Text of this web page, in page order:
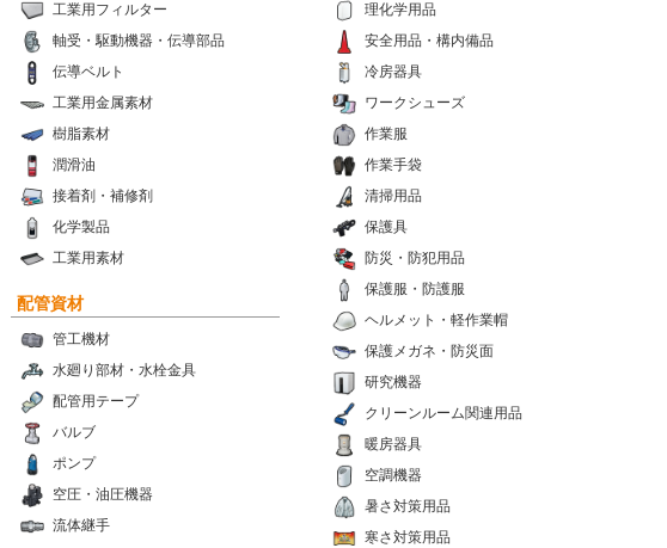
工業用フィルター
軸受・駆動機器・伝導部品
伝導ベルト
工業用金属素材
樹脂素材
潤滑油
接着剤・補修剤
化学製品
工業用素材
理化学用品
安全用品・構内備品
冷房器具
ワークシューズ
作業服
作業手袋
清掃用品
保護具
防災・防犯用品
保護服・防護服
ヘルメット・軽作業帽
保護メガネ・防災面
研究機器
クリーンルーム関連用品
暖房器具
空調機器
暑さ対策用品
寒さ対策用品
配管資材
管工機材
水廻り部材・水栓金具
配管用テープ
バルブ
ポンプ
空圧・油圧機器
流体継手